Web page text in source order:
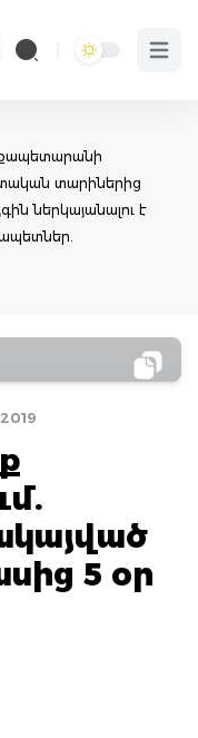
Open
տարիներից
ներկայանալու է
5 օր